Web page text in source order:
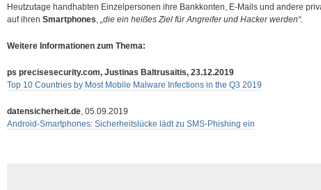
Heutzutage handhabten Einzelpersonen ihre Bankkonten, E-Mails und andere
auf ihren Smartphones, „die ein heißes Ziel für Angreifer und Hacker werden“.
Weitere Informationen zum Thema:
ps precisesecurity.com, Justinas Baltrusaitis, 23.12.2019
Top 10 Countries by Most Mobile Malware Infections in the Q3 2019
datensicherheit.de, 05.09.2019
Android-Smartphones: Sicherheitslücke lädt zu SMS-Phishing ein